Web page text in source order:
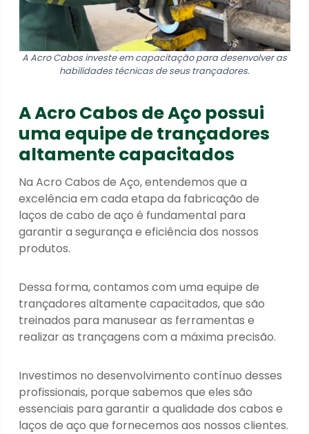
A Acro Cabos investe em capacitação para desenvolver as
habilidades técnicas de seus trançadores.
A Acro Cabos de Aço possui
uma equipe de trançadores
altamente capacitados
Na Acro Cabos de Aço, entendemos que a
excelência em cada etapa da fabricação de
laços decabo de aço é fundamental para
garantir a segurança e eficiência dos nossos
produtos.
Dessa forma, contamos com uma equipe de
trançadores altamente capacitados, que são
treinados para manusear as ferramentas e
realizar as trançagens com a máxima precisão.
Investimos no desenvolvimento contínuo desses
profissionais, porque sabemos que eles são
essenciais para garantir a qualidade dos cabos e
laços de aço que fornecemos aos nossos clientes.